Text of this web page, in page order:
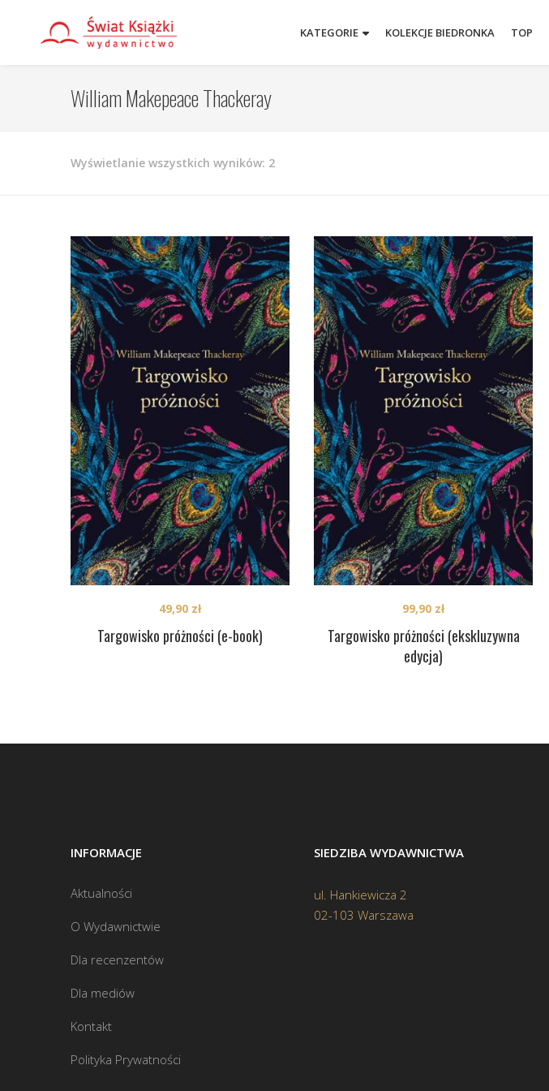
KATEGORIE KOLEKCJE BIEDRONKA TOP
William Makepeace Thackeray
Wyświetlanie wszystkich wyników: 2Posortowane
Targowisko próżności (e-book)
49,90 zł
Targowisko próżności (ekskluzywna
edycja)
99,90 zł
INFORMACJE
Aktualności
O Wydawnictwie
Dla recenzentów
Dla mediów
Kontakt
Polityka Prywatności
SIEDZIBA WYDAWNICTWA
ul. Hankiewicza 2
02-103 Warszawa